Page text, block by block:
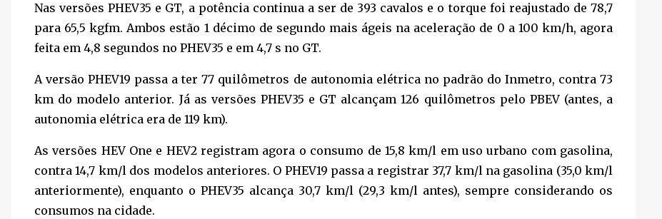
Nas versões PHEV35 e GT, a potência continua a ser de 393 cavalos e o torque foi reajustado de 78,7
para 65,5 kgfm. Ambos estão 1 décimo de segundo mais ágeis na aceleração de 0 a 100 km/h, agora
feita em 4,8 segundos no PHEV35 e em 4,7 s no GT.
A versão PHEV19 passa a ter 77 quilômetros de autonomia elétrica no padrão do Inmetro, contra 73
km do modelo anterior. Já as versões PHEV35 e GT alcançam 126 quilômetros pelo PBEV (antes, a
autonomia elétrica era de 119 km).
As versões HEV One e HEV2 registram agora o consumo de 15,8 km/l em uso urbano com gasolina,
contra 14,7 km/l dos modelos anteriores. O PHEV19 passa a registrar 37,7 km/l na gasolina (35,0 km/l
anteriormente), enquanto o PHEV35 alcança 30,7 km/l (29,3 km/l antes), sempre considerando os
consumos na cidade.